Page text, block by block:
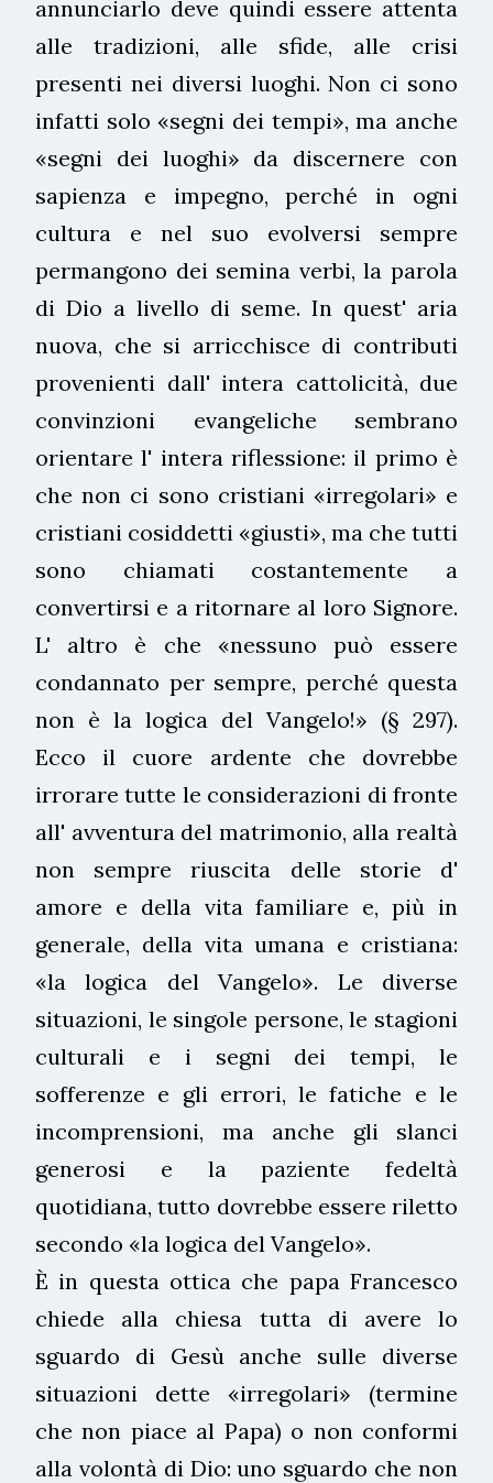
annunciarlo deve quindi essere attenta
alle tradizioni, alle sfide, alle crisi
presenti nei diversi luoghi. Non ci sono
infatti solo «segni dei tempi», ma anche
«segni dei luoghi» da discernere con
sapienza e impegno, perché in ogni
cultura e nel suo evolversi sempre
permangono dei semina verbi, la parola
di Dio a livello di seme. In quest' aria
nuova, che si arricchisce di contributi
provenienti dall' intera cattolicità, due
convinzioni evangeliche sembrano
orientare l' intera riflessione: il primo è
che non ci sono cristiani «irregolari» e
cristiani cosiddetti «giusti», ma che tutti
sono chiamati costantemente a
convertirsi e a ritornare al loro Signore.
L' altro è che «nessuno può essere
condannato per sempre, perché questa
non è la logica del Vangelo!» (§ 297).
Ecco il cuore ardente che dovrebbe
irrorare tutte le considerazioni di fronte
all' avventura del matrimonio, alla realtà
non sempre riuscita delle storie d'
amore e della vita familiare e, più in
generale, della vita umana e cristiana:
«la logica del Vangelo». Le diverse
situazioni, le singole persone, le stagioni
culturali e i segni dei tempi, le
sofferenze e gli errori, le fatiche e le
incomprensioni, ma anche gli slanci
generosi e la paziente fedeltà
quotidiana, tutto dovrebbe essere riletto
secondo «la logica del Vangelo».
È in questa ottica che papa Francesco
chiede alla chiesa tutta di avere lo
sguardo di Gesù anche sulle diverse
situazioni dette «irregolari» (termine
che non piace al Papa) o non conformi
alla volontà di Dio: uno sguardo che non